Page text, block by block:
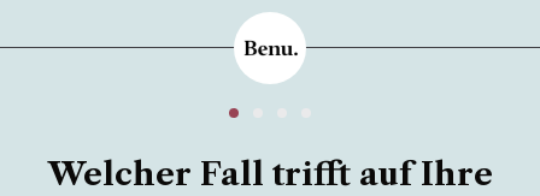
Welcher Fall trifft auf Ihre